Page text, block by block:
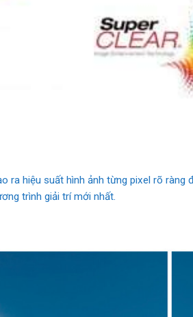
ra hiệu suất hình ảnh từng pixel rõ ràng
trình giải trí mới nhất.